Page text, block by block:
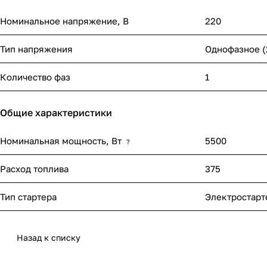
Номинальное напряжение, В 220
Тип напряжения Однофазное
Количество фаз 1
Общие характеристики
Номинальная мощность, Вт ? 5500
Расход топлива 375
Тип стартера
Назад к списку